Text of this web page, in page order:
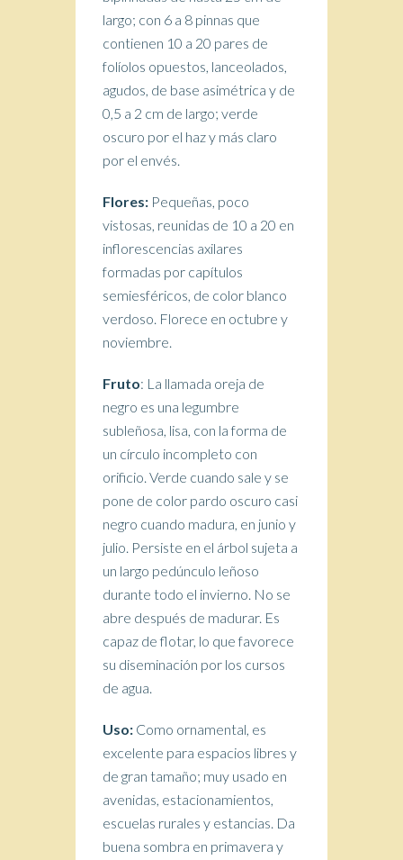
largo; con 6 a 8 pinnas que
contienen 10 a 20 pares de
folíolos opuestos, lanceolados,
agudos, de base asimétrica y de
0,5 a 2 cm de largo; verde
oscuro por el haz y más claro
por el envés.
Flores: Pequeñas, poco
vistosas, reunidas de 10 a 20 en
inflorescencias axilares
formadas por capítulos
semiesféricos, de color blanco
verdoso. Florece en octubre y
noviembre.
Fruto: La llamada oreja de
negro es una legumbre
subleñosa, lisa, con la forma de
un círculo incompleto con
orificio. Verde cuando sale y se
pone de color pardo oscuro casi
negro cuando madura, en junio y
julio. Persiste en el árbol sujeta a
un largo pedúnculo leñoso
durante todo el invierno. No se
abre después de madurar. Es
capaz de flotar, lo que favorece
su diseminación por los cursos
de agua.
Uso: Como ornamental, es
excelente para espacios libres y
de gran tamaño; muy usado en
avenidas, estacionamientos,
escuelas rurales y estancias. Da
buena sombra en primavera y